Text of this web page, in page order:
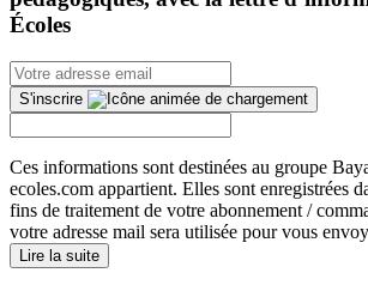
Écoles
S'inscrire
Ces informations sont destinées au groupe
ecoles.com appartient. Elles sont enregistrées
fins de traitement de votre abonnement /
votre adresse mail sera utilisée pour vous
Lire la suite